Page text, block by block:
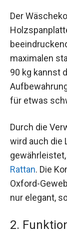
Der
maximalen
90 kg kannst
für etwas
Durch die
wird auch die
Rattan. Die
Oxford-
nur elegant,
2.